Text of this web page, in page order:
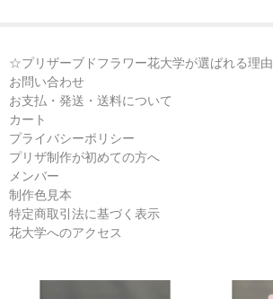
B液
らくらくプリザ液
リーフ液
プリザーブドフラワー書籍
講習会レッスン
☆プリザーブドフラワー花大学が選ばれる理由
お問い合わせ
お支払・発送・送料について
カート
プライバシーポリシー
プリザ制作が初めての方へ
メンバー
制作色見本
特定商取引法に基づく表示
花大学へのアクセス